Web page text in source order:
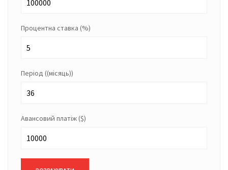
Процентна ставка (%)
Період ((місяць))
Авансовий платіж($)